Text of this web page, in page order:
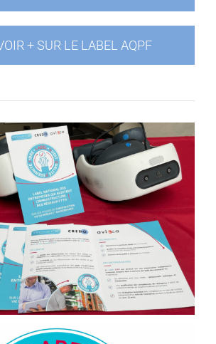
+ SUR LE LABEL AQPF